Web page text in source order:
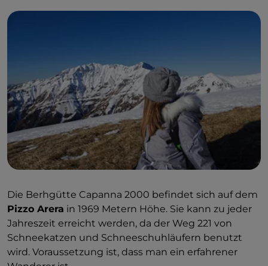
Die Berhgütte Capanna 2000 befindet sich auf dem
Pizzo Arera in 1969 Metern Höhe. Sie kann zu jeder
Jahreszeit erreicht werden, da der Weg 221 von
Schneekatzen und Schneeschuhläufern benutzt
wird. Voraussetzung ist, dass man ein erfahrener